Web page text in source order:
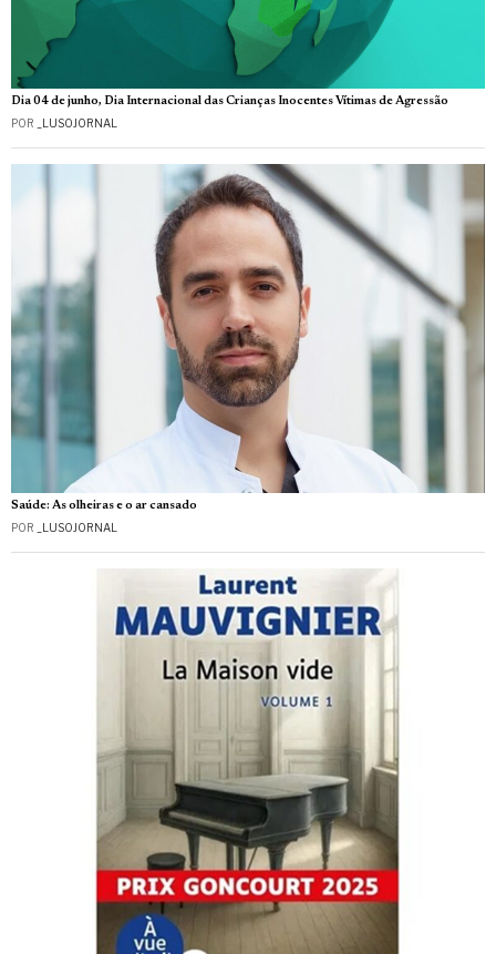
Dia 04 de junho, Dia Internacional das Crianças Inocentes Vítimas de Agressão
POR _LUSOJORNAL
Saúde: As olheiras e o ar cansado
POR _LUSOJORNAL